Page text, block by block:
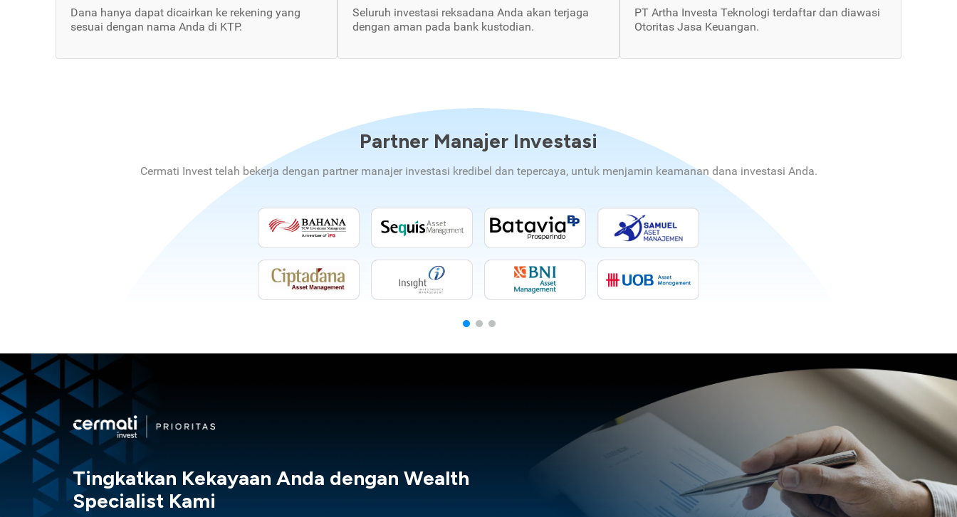
Dana hanya dapat dicairkan ke rekening yang
sesuai dengan nama Anda di KTP.
Seluruh investasi reksadana Anda akan terjaga
dengan aman pada bank kustodian.
PT Artha Investa Teknologi terdaftar dan diawasi
Otoritas Jasa Keuangan.
Partner Manajer Investasi
Cermati Invest telah bekerja dengan partner manajer investasi kredibel dan tepercaya, untuk menjamin keamanan dana investasi Anda.
Tingkatkan Kekayaan Anda dengan Wealth
Specialist Kami